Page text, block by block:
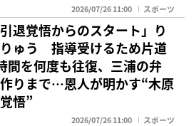
2026/07/26 11:00 スポーツ
引退覚悟からのスタート」り
ゅう 指導受けるため片道
間を何度も往復、三浦の弁
りまで…恩人が明かす“木原
悟”
2026/07/26 11:00 スポーツ